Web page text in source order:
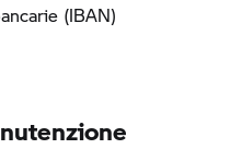
(IBAN)